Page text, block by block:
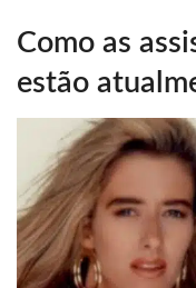
Como as
estão